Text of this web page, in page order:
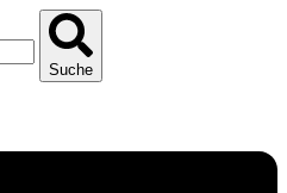
Suche